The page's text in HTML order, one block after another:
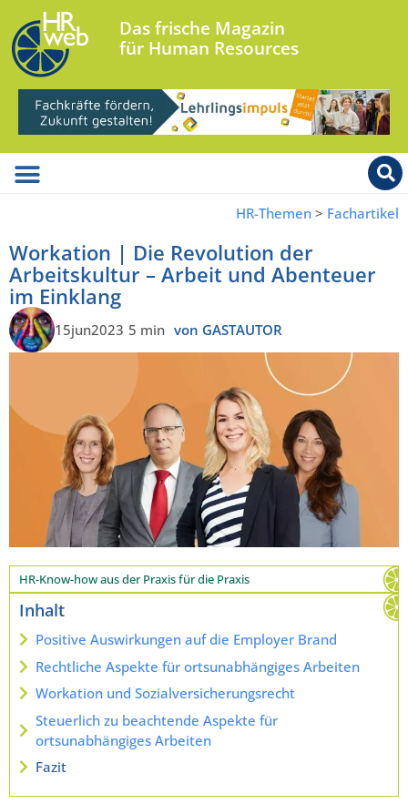
Das frische Magazin
für Human Resources
HR-Themen > Fachartikel
Workation | Die Revolution der
Arbeitskultur – Arbeit und Abenteuer
im Einklang
15jun2023 5 min von GASTAUTOR
HR-Know-how aus der Praxis für die Praxis
Inhalt
Positive Auswirkungen auf die Employer Brand
Rechtliche Aspekte für ortsunabhängiges Arbeiten
Workation und Sozialversicherungsrecht
Steuerlich zu beachtende Aspekte für
ortsunabhängiges Arbeiten
Fazit